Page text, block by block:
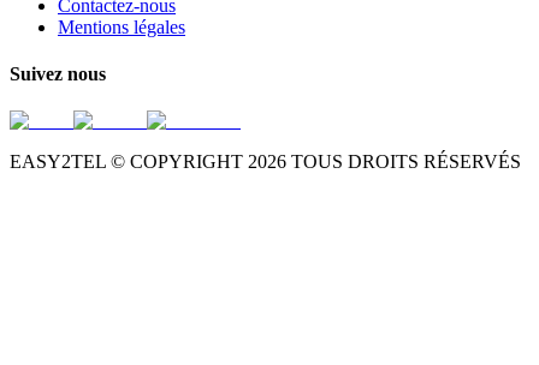
Contactez-nous
Mentions légales
Suivez nous
EASY2TEL © COPYRIGHT 2026 TOUS DROITS RÉSERVÉS